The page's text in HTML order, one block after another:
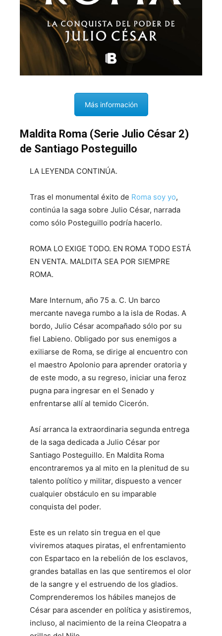
Más información
Maldita Roma (Serie Julio César 2)
de Santiago Posteguillo
LA LEYENDA CONTINÚA.
Tras el monumental éxito de Roma soy yo,
continúa la saga sobre Julio César, narrada
como sólo Posteguillo podría hacerlo.
ROMA LO EXIGE TODO. EN ROMA TODO ESTÁ
EN VENTA. MALDITA SEA POR SIEMPRE
ROMA.
Mare Internum, año 75 a. C. Un barco
mercante navega rumbo a la isla de Rodas. A
bordo, Julio César acompañado sólo por su
fiel Labieno. Obligado por sus enemigos a
exiliarse de Roma, se dirige al encuentro con
el maestro Apolonio para aprender oratoria y
de este modo, a su regreso, iniciar una feroz
pugna para ingresar en el Senado y
enfrentarse allí al temido Cicerón.
Así arranca la extraordinaria segunda entrega
de la saga dedicada a Julio César por
Santiago Posteguillo. En Maldita Roma
encontraremos ya al mito en la plenitud de su
talento político y militar, dispuesto a vencer
cualquier obstáculo en su imparable
conquista del poder.
Este es un relato sin tregua en el que
viviremos ataques piratas, el enfrentamiento
con Espartaco en la rebelión de los esclavos,
grandes batallas en las que sentiremos el olor
de la sangre y el estruendo de los gladios.
Comprenderemos los hábiles manejos de
César para ascender en política y asistiremos,
incluso, al nacimiento de la reina Cleopatra a